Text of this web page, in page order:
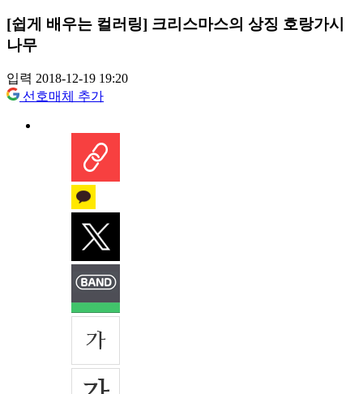
[쉽게 배우는 컬러링] 크리스마스의 상징 호랑가시
나무
입력 2018-12-19 19:20
선호매체 추가